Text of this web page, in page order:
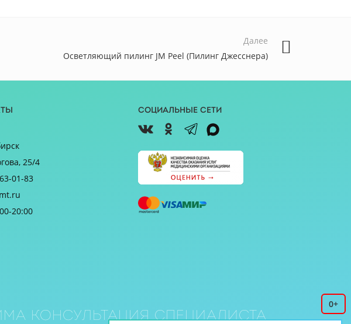
Далее
Осветляющий пилинг JM Peel (Пилинг Джесснера)
25/4
01-83
20:00
Социальные сети
0+
консультация специалиста